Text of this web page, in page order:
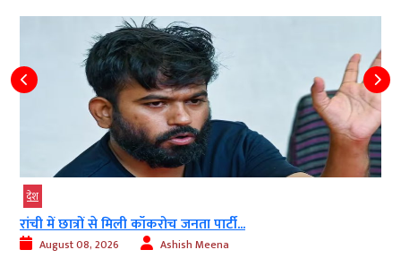
देश
रांची में छात्रों से मिली कॉकरोच जनता पार्टी...
August 08, 2026 Ashish Meena